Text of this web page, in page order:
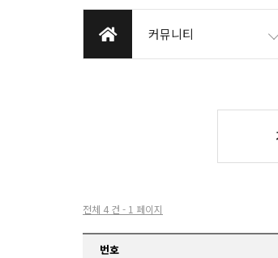
커뮤니티
전체 4 건 - 1 페이지
번호